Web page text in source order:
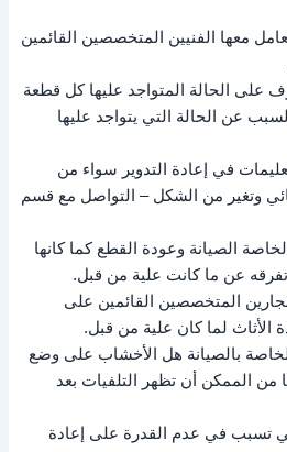
معها الفنيين المتخصصين القائمين
على الحالة المتواجد عليها كل قطعة
عن الحالة التي يتواجد عليها
في إعادة التدوير سواء من
وتغير من الشكل – التواصل مع قسم
الصيانة وعودة القطع كما كانها
عن ما كانت علية من قبل.
المتخصصين القائمين على
الأثاث لما كان علية من قبل.
بالصيانة هل الأخشاب على وضع
من الممكن أن تظهر التلفيات بعد
تسبب في عدم القدرة على إعادة